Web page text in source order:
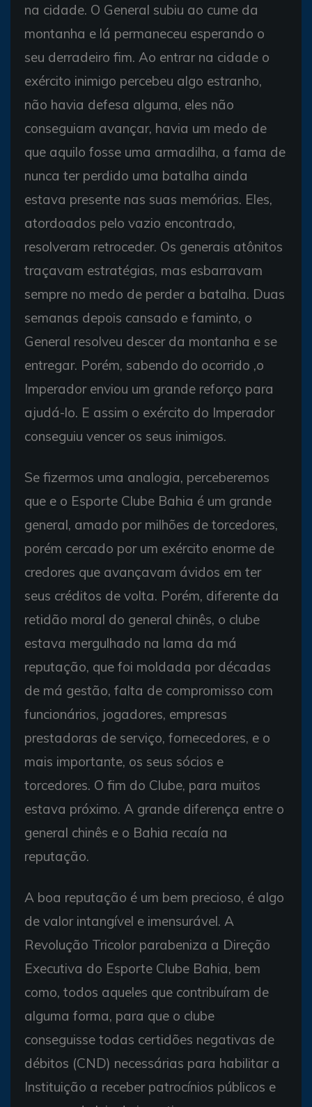
na cidade. O General subiu ao cume da
montanha e lá permaneceu esperando o
seu derradeiro fim. Ao entrar na cidade o
exército inimigo percebeu algo estranho,
não havia defesa alguma, eles não
conseguiam avançar, havia um medo de
que aquilo fosse uma armadilha, a fama de
nunca ter perdido uma batalha ainda
estava presente nas suas memórias. Eles,
atordoados pelo vazio encontrado,
resolveram retroceder. Os generais atônitos
traçavam estratégias, mas esbarravam
sempre no medo de perder a batalha. Duas
semanas depois cansado e faminto, o
General resolveu descer da montanha e se
entregar. Porém, sabendo do ocorrido ,o
Imperador enviou um grande reforço para
ajudá-lo. E assim o exército do Imperador
conseguiu vencer os seus inimigos.
Se fizermos uma analogia, perceberemos
que e o Esporte Clube Bahia é um grande
general, amado por milhões de torcedores,
porém cercado por um exército enorme de
credores que avançavam ávidos em ter
seus créditos de volta. Porém, diferente da
retidão moral do general chinês, o clube
estava mergulhado na lama da má
reputação, que foi moldada por décadas
de má gestão, falta de compromisso com
funcionários, jogadores, empresas
prestadoras de serviço, fornecedores, e o
mais importante, os seus sócios e
torcedores. O fim do Clube, para muitos
estava próximo. A grande diferença entre o
general chinês e o Bahia recaía na
reputação.
A boa reputação é um bem precioso, é algo
de valor intangível e imensurável. A
Revolução Tricolor parabeniza a Direção
Executiva do Esporte Clube Bahia, bem
como, todos aqueles que contribuíram de
alguma forma, para que o clube
conseguisse todas certidões negativas de
débitos (CND) necessárias para habilitar a
Instituição a receber patrocínios públicos e